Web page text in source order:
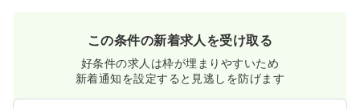
この条件の新着求人を受け取る
好条件の求人は枠が埋まりやすいため
新着通知を設定すると見逃しを防げます